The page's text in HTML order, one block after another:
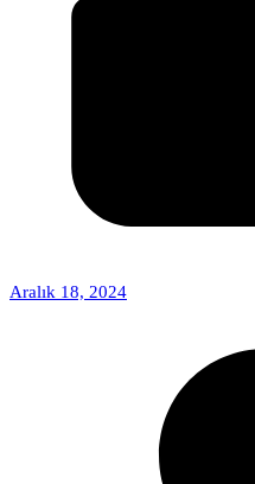
Aralık 18, 2024